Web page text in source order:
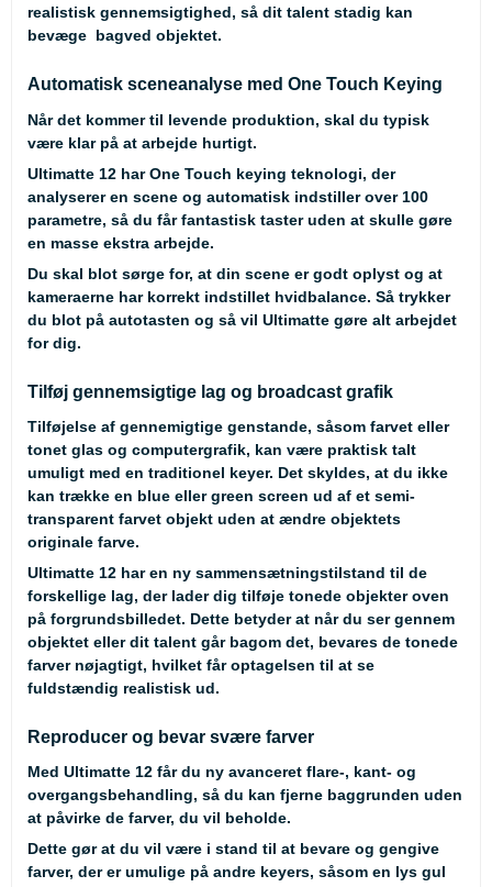
realistisk gennemsigtighed, så dit talent stadig kan
bevæge bagved objektet.
Automatisk sceneanalyse med One Touch Keying
Når det kommer til levende produktion, skal du typisk
være klar på at arbejde hurtigt.
Ultimatte 12 har One Touch keying teknologi, der
analyserer en scene og automatisk indstiller over 100
parametre, så du får fantastisk taster uden at skulle gøre
en masse ekstra arbejde.
Du skal blot sørge for, at din scene er godt oplyst og at
kameraerne har korrekt indstillet hvidbalance. Så trykker
du blot på autotasten og så vil Ultimatte gøre alt arbejdet
for dig.
Tilføj gennemsigtige lag og broadcast grafik
Tilføjelse af gennemigtige genstande, såsom farvet eller
tonet glas og computergrafik, kan være praktisk talt
umuligt med en traditionel keyer. Det skyldes, at du ikke
kan trække en blue eller green screen ud af et semi-
transparent farvet objekt uden at ændre objektets
originale farve.
Ultimatte 12 har en ny sammensætningstilstand til de
forskellige lag, der lader dig tilføje tonede objekter oven
på forgrundsbilledet. Dette betyder at når du ser gennem
objektet eller dit talent går bagom det, bevares de tonede
farver nøjagtigt, hvilket får optagelsen til at se
fuldstændig realistisk ud.
Reproducer og bevar svære farver
Med Ultimatte 12 får du ny avanceret flare-, kant- og
overgangsbehandling, så du kan fjerne baggrunden uden
at påvirke de farver, du vil beholde.
Dette gør at du vil være i stand til at bevare og gengive
farver, der er umulige på andre keyers, såsom en lys gul